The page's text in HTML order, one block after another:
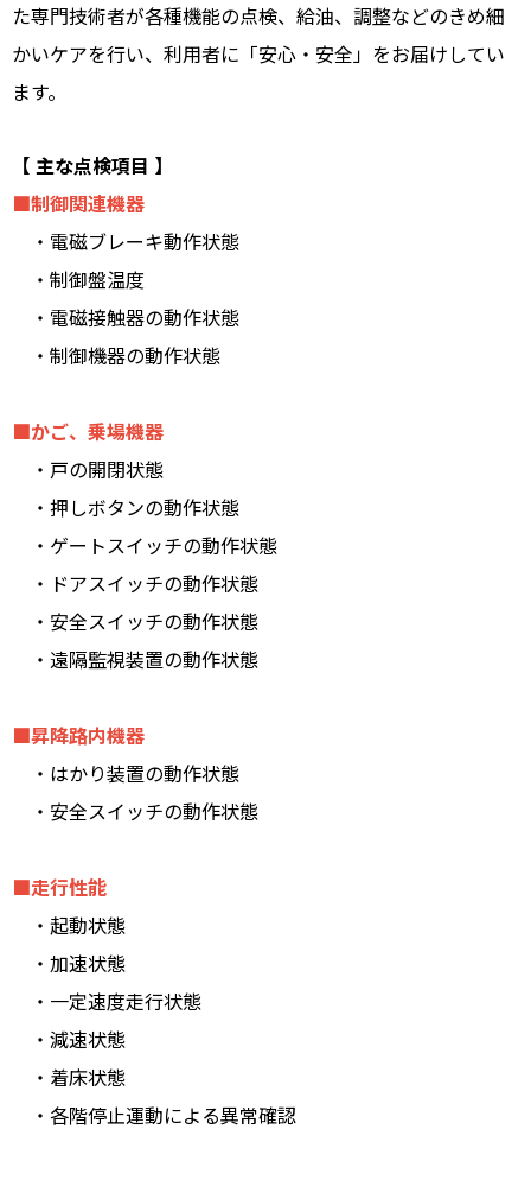
た専門技術者が各種機能の点検、給油、調整などのきめ細
かいケアを行い、利用者に「安心・安全」をお届けしてい
ます。
【 主な点検項目 】
■制御関連機器
・電磁ブレーキ動作状態
・制御盤温度
・電磁接触器の動作状態
・制御機器の動作状態
■かご、乗場機器
・戸の開閉状態
・押しボタンの動作状態
・ゲートスイッチの動作状態
・ドアスイッチの動作状態
・安全スイッチの動作状態
・遠隔監視装置の動作状態
■昇降路内機器
・はかり装置の動作状態
・安全スイッチの動作状態
■走行性能
・起動状態
・加速状態
・一定速度走行状態
・減速状態
・着床状態
・各階停止運動による異常確認